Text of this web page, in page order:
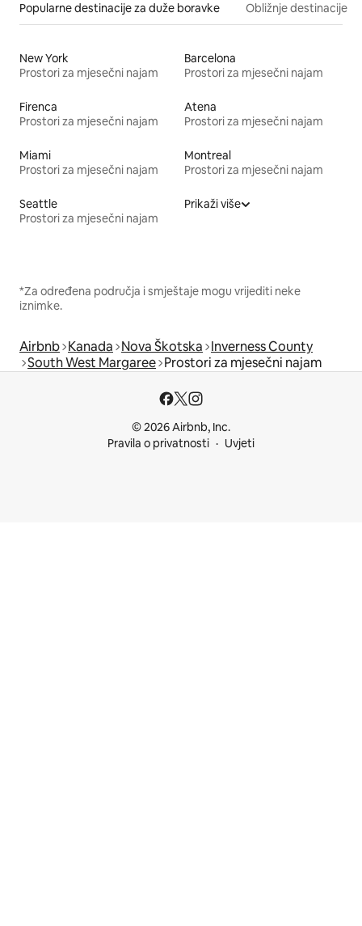
Popularne destinacije za duže boravke Obližnje destinacije
New York
Prostori za mjesečni najam
Barcelona
Prostori za mjesečni najam
Firenca
Prostori za mjesečni najam
Atena
Prostori za mjesečni najam
Miami
Prostori za mjesečni najam
Montreal
Prostori za mjesečni najam
Seattle
Prostori za mjesečni najam
Prikaži više
*Za određena područja i smještaje mogu vrijediti neke
iznimke.
Airbnb Kanada Nova Škotska Inverness County
South West Margaree Prostori za mjesečni najam
© 2026 Airbnb, Inc.
Pravila o privatnosti
Uvjeti